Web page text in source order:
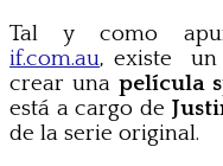
Tal y como
if.com.au, existe un
crear una película
está a cargo de
de la serie original.